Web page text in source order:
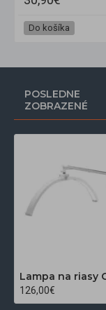
Do košíka
POSLEDNE
ZOBRAZENÉ
126,00€